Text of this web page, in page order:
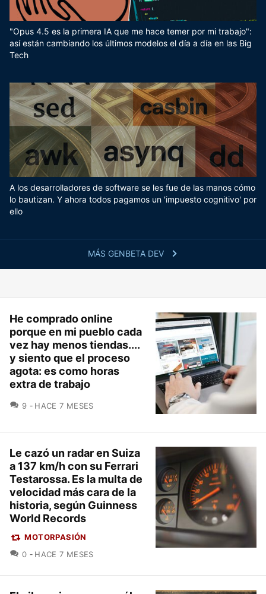
MÁS GENBETA DEV
"Opus 4.5 es la primera IA que me hace temer por mi trabajo":
así están cambiando los últimos modelos el día a día en las Big
Tech
A los desarrolladores de software se les fue de las manos cómo
lo bautizan. Y ahora todos pagamos un 'impuesto cognitivo' por
ello
He comprado online
porque en mi pueblo cada
vez hay menos tiendas....
y siento que el proceso
agota: es como horas
extra de trabajo
9 COMENTARIOS
HACE 7 MESES
Le cazó un radar en Suiza
a 137 km/h con su Ferrari
Testarossa. Es la multa de
velocidad más cara de la
historia, según Guinness
World Records
MOTORPASIÓN
0 COMENTARIOS
HACE 7 MESES